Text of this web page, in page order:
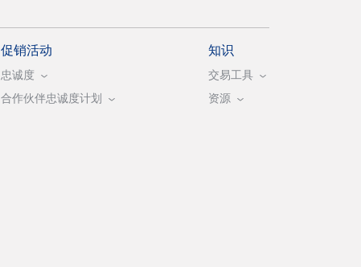
促销活动
忠诚度
合作伙伴忠诚度计划
知识
交易工具
资源